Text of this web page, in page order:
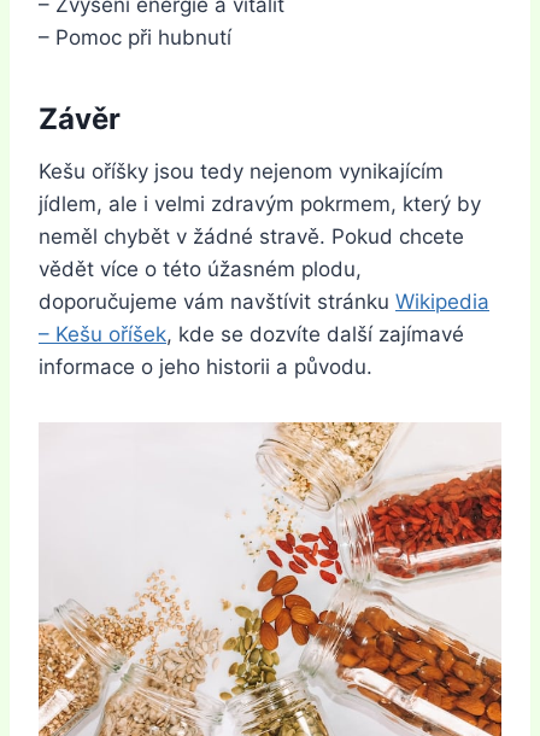
– Zvýšení energie a vitalit
– Pomoc při hubnutí
Závěr
Kešu oříšky jsou tedy nejenom vynikajícím
jídlem, ale i velmi zdravým pokrmem, který by
neměl chybět v žádné stravě. Pokud chcete
vědět více o této úžasném plodu,
doporučujeme vám navštívit stránku Wikipedia
– Kešu oříšek, kde se dozvíte další zajímavé
informace o jeho historii a původu.